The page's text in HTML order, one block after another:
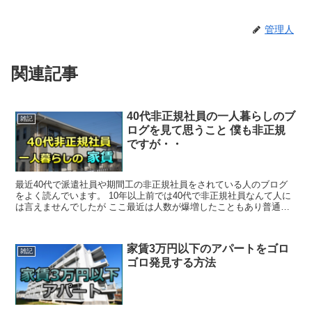
管理人
関連記事
雑記
40代非正規社員の一人暮らしのブ
ログを見て思うこと 僕も非正規
ですが・・
最近40代で派遣社員や期間工の非正規社員をされている人のブログ
をよく読んでいます。 10年以上前では40代で非正規社員なんて人に
は言えませんでしたが ここ最近は人数が爆増したこともあり普通に
雑記
家賃3万円以下のアパートをゴロ
ゴロ発見する方法